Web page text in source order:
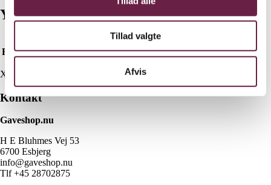
Tillad valgte
Afvis
Yderligere information
Farve Sand, Sort
X
Kontakt
Gaveshop.nu
H E Bluhmes Vej 53
6700 Esbjerg
info@gaveshop.nu
Tlf +45 28702875